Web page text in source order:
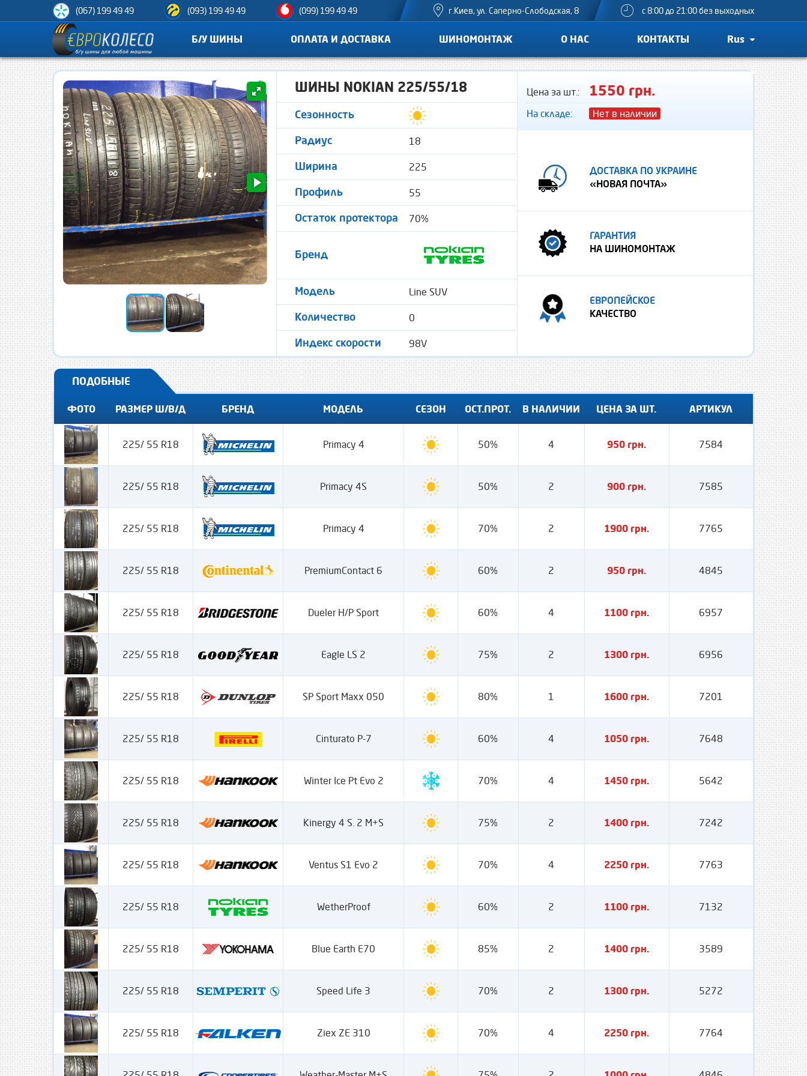
(067) 199 49 49 (093) 199 49 49 (099) 199 49 49 г.Киев, ул. Саперно-Слободская, 8 с 8:00 до 21:00 без выходных
Б/У ШИНЫ ОПЛАТА И ДОСТАВКА ШИНОМОНТАЖ О НАС КОНТАКТЫ Rus
ШИНЫ NOKIAN 225/55/18
Сезонность
Радиус 18
Ширина 225
Профиль 55
Остаток протектора 70%
Бренд
Модель Line SUV
Количество 0
Индекс скорости 98V
Цена за шт.: 1550 грн.
На складе: Нет в наличии
ДОСТАВКА ПО УКРАИНЕ
«НОВАЯ ПОЧТА»
ГАРАНТИЯ
НА ШИНОМОНТАЖ
ЕВРОПЕЙСКОЕ
КАЧЕСТВО
ПОДОБНЫЕ
ФОТО РАЗМЕР Ш/В/Д БРЕНД МОДЕЛЬ СЕЗОН ОСТ.ПРОТ. В НАЛИЧИИ ЦЕНА ЗА ШТ. АРТИКУЛ
225/ 55 R18 Primacy 4 50% 4 950 грн. 7584
225/ 55 R18 Primacy 4S 50% 2 900 грн. 7585
225/ 55 R18 Primacy 4 70% 2 1900 грн. 7765
225/ 55 R18 PremiumContact 6 60% 2 950 грн. 4845
225/ 55 R18 Dueler H/P Sport 60% 4 1100 грн. 6957
225/ 55 R18 Eagle LS 2 75% 2 1300 грн. 6956
225/ 55 R18 SP Sport Maxx 050 80% 1 1600 грн. 7201
225/ 55 R18 Cinturato P-7 60% 4 1050 грн. 7648
225/ 55 R18 Winter Ice Pt Evo 2 70% 4 1450 грн. 5642
225/ 55 R18 Kinergy 4 S. 2 M+S 75% 2 1400 грн. 7242
225/ 55 R18 Ventus S1 Evo 2 70% 4 2250 грн. 7763
225/ 55 R18 WetherProof 60% 2 1100 грн. 7132
225/ 55 R18 Blue Earth E70 85% 2 1400 грн. 3589
225/ 55 R18 Speed Life 3 70% 2 1300 грн. 5272
225/ 55 R18 Ziex ZE 310 70% 4 2250 грн. 7764